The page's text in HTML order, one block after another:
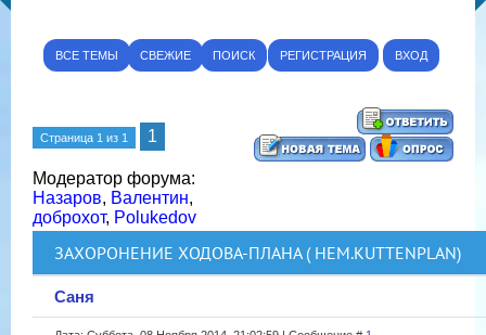
ВСЕ ТЕМЫ СВЕЖИЕ ПОИСК РЕГИСТРАЦИЯ ВХОД
Страница 1 из 1 1
Модератор форума:
Назаров, Валентин,
доброхот, Polukedov
ЗАХОРОНЕНИЕ ХОДОВА-ПЛАНА ( НЕМ.KUTTENPLAN)
Саня